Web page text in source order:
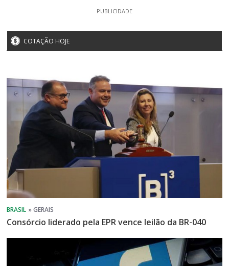
PUBLICIDADE
COTAÇÃO HOJE
Consórcio liderado pela EPR vence leilão da BR-040